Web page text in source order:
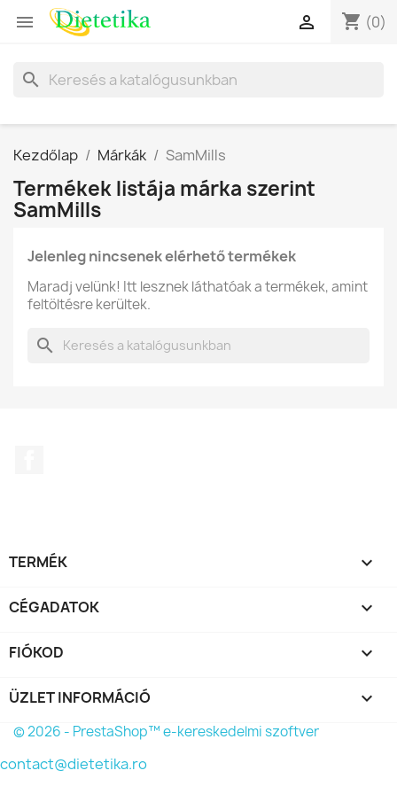
 shopping_cart (0)

search
Kezdőlap Márkák SamMills
Termékek listája márka szerint
SamMills
Jelenleg nincsenek elérhető termékek
Maradj velünk! Itt lesznek láthatóak a termékek, amint
feltöltésre kerültek.
search
TERMÉK 
CÉGADATOK 
FIÓKOD 
ÜZLET INFORMÁCIÓ keyboard_arrow_down
© 2026 - PrestaShop™ e-kereskedelmi szoftver
contact@dietetika.ro